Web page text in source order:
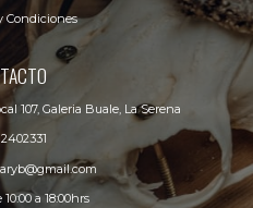
Condiciones
107, Galeria Buale, La Serena
a 18:00hrs